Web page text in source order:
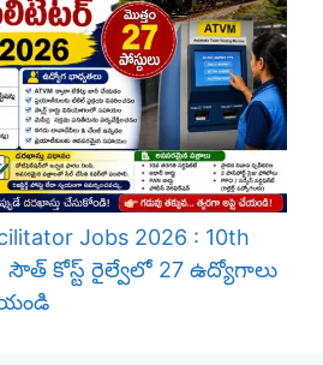
Jobs 2026 : 10th
సౌత్ కోస్ట్ రైల్వేలో 27 ఉద్యోగాలు